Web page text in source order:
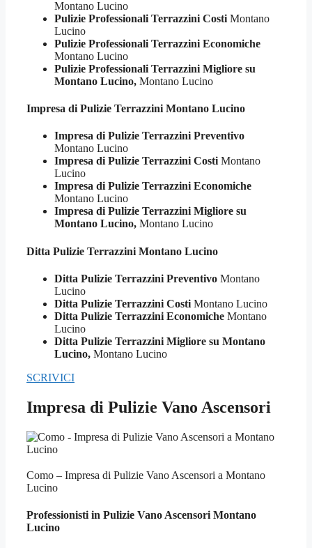
Montano Lucino
Pulizie Professionali Terrazzini Costi Montano
Lucino
Pulizie Professionali Terrazzini Economiche
Montano Lucino
Pulizie Professionali Terrazzini Migliore su
Montano Lucino, Montano Lucino
Impresa di Pulizie Terrazzini Montano Lucino
Impresa di Pulizie Terrazzini Preventivo
Montano Lucino
Impresa di Pulizie Terrazzini CostiMontano
Lucino
Impresa di Pulizie Terrazzini Economiche
Montano Lucino
Impresa di Pulizie Terrazzini Migliore su
Montano Lucino, Montano Lucino
Ditta Pulizie Terrazzini Montano Lucino
Ditta Pulizie Terrazzini Preventivo Montano
Lucino
Ditta Pulizie Terrazzini Costi Montano Lucino
Ditta Pulizie Terrazzini Economiche Montano
Lucino
Ditta Pulizie Terrazzini Migliore su Montano
Lucino, Montano Lucino
SCRIVICI
Impresa di Pulizie Vano Ascensori
Como – Impresa di Pulizie Vano Ascensori a Montano
Lucino
Professionisti in Pulizie Vano Ascensori Montano
Lucino